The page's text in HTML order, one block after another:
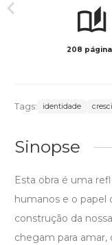
208
Tags: identidade
Sinopse
Esta obra é uma
humanos e o papel
construção da
chegam para amar,